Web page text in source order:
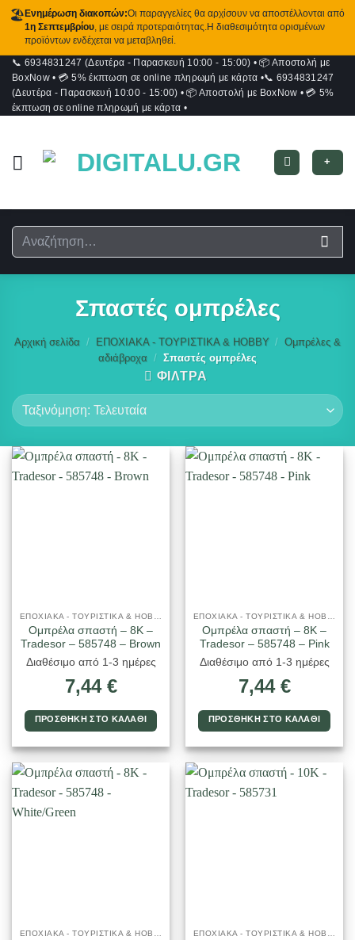
🏖️ Ενημέρωση διακοπών:Οι παραγγελίες θα αρχίσουν να αποστέλλονται από
1η Σεπτεμβρίου, με σειρά προτεραιότητας.Η διαθεσιμότητα ορισμένων
προϊόντων ενδέχεται να μεταβληθεί.
Μετάβαση
στο
περιεχόμενο
📞 6934831247 (Δευτέρα - Παρασκευή 10:00 - 15:00) • 📦 Αποστολή με
BoxNow • 💳 5% έκπτωση σε online πληρωμή με κάρτα •📞 6934831247
(Δευτέρα - Παρασκευή 10:00 - 15:00) • 📦 Αποστολή με BoxNow • 💳 5%
έκπτωση σε online πληρωμή με κάρτα •
+
Αναζήτηση
για:
Σπαστές ομπρέλες
Αρχική σελίδα / ΕΠΟΧΙΑΚΑ - ΤΟΥΡΙΣΤΙΚΑ & HOBBY / Ομπρέλες &
αδιάβροχα / Σπαστές ομπρέλες
ΦΙΛΤΡΑ
ΕΠΟΧΙΑΚΑ - ΤΟΥΡΙΣΤΙΚΑ & HOBBY
Ομπρέλα σπαστή – 8K –
Tradesor – 585748 – Brown
Διαθέσιμο από 1-3 ημέρες
7,44 €
ΠΡΟΣΘΉΚΗ ΣΤΟ ΚΑΛΆΘΙ
ΕΠΟΧΙΑΚΑ - ΤΟΥΡΙΣΤΙΚΑ & HOBBY
Ομπρέλα σπαστή – 8K –
Tradesor – 585748 – Pink
Διαθέσιμο από 1-3 ημέρες
7,44 €
ΠΡΟΣΘΉΚΗ ΣΤΟ ΚΑΛΆΘΙ